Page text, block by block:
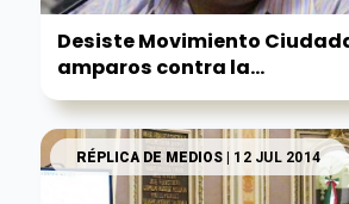
Desiste Movimiento
amparos contra la...
RÉPLICA DE MEDIOS| 12 JUL 2014